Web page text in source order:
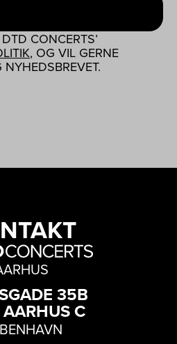
CONCERTS’
, OG VIL GERNE
35B
C